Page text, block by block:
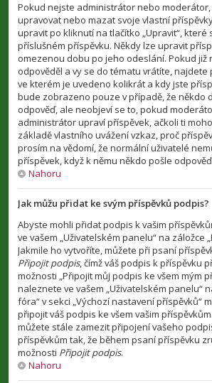
Pokud nejste administrátor nebo
upravovat nebo mazat svoje vlastní
upravit po kliknutí na tlačítko „Upravit“, které
příslušném příspěvku. Někdy lze upravit
omezenou dobu po jeho odeslání. Pokud již
odpověděl a vy se do tématu vrátíte,
ve kterém je uvedeno kolikrát a kdy jste
bude zobrazeno pouze v případě, že někdo
odpověď, ale neobjeví se to, pokud
administrátor upraví příspěvek, ačkoli ti
základě vlastního uvážení vzkaz, proč
prosím na vědomí, že normální uživatelé
příspěvek, když k němu někdo pošle
Nahoru
Jak můžu přidat ke svým příspěvků podpis?
Abyste mohli přidat podpis k vašim
ve vašem „Uživatelském panelu“ na záložce
Jakmile ho vytvoříte, můžete při psaní
Připojit podpis, čímž váš podpis k příspěvku
možnosti „Připojit můj podpis ke všem mým
naleznete ve vašem „Uživatelském panelu“
fóra“ v sekci „Výchozí nastavení příspěvků“
připojit váš podpis ke všem vašim
můžete stále zamezit připojení vašeho
příspěvkům tak, že během psaní příspěvku
možnosti Připojit podpis.
Nahoru